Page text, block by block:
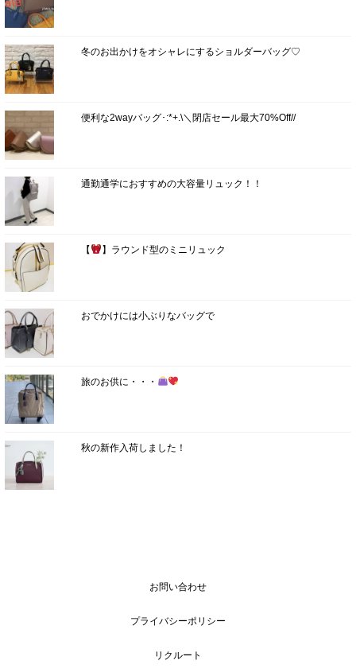
冬のお出かけをオシャレにするショルダーバッグ♡
便利な2wayバッグ･:*+.\＼閉店セール最大70%Off//
通勤通学におすすめの大容量リュック！！
【 】ラウンド型のミニリュック
おでかけには小ぶりなバッグで
旅のお供に・・・
秋の新作入荷しました！
お問い合わせ
プライバシーポリシー
リクルート